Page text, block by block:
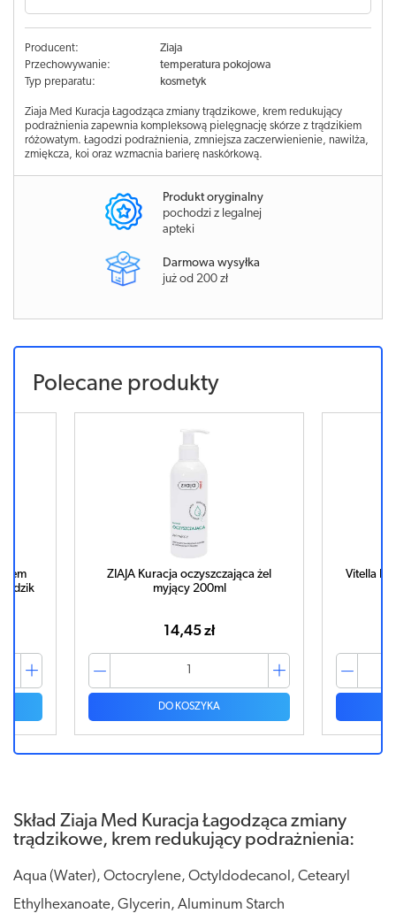
Producent:
Ziaja
Przechowywanie:
temperatura pokojowa
Typ preparatu:
kosmetyk
Ziaja Med Kuracja Łagodząca zmiany trądzikowe, krem redukujący
podrażnienia zapewnia kompleksową pielęgnację skórze z trądzikiem
różowatym. Łagodzi podrażnienia, zmniejsza zaczerwienienie, nawilża,
zmiękcza, koi oraz wzmacnia barierę naskórkową.
Produkt oryginalny
pochodzi z legalnej
apteki
Darmowa wysyłka
już od 200 zł
Polecane produkty
ZIAJA Kuracja oczyszczająca żel
myjący 200ml
14,45 zł
DO KOSZYKA
Vitella
Skład Ziaja Med Kuracja Łagodząca zmiany
trądzikowe, krem redukujący podrażnienia:
Aqua (Water), Octocrylene, Octyldodecanol, Cetearyl
Ethylhexanoate, Glycerin, Aluminum Starch